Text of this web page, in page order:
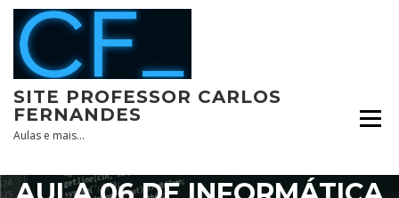
Skip
content
SITE PROFESSOR CARLOS
FERNANDES
Aulas e mais…